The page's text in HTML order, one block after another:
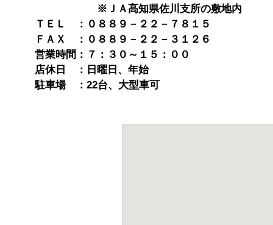
※ＪＡ高知県佐川支所の敷地内
ＴＥＬ ：０８８９－２２－７８１５
ＦＡＸ ：０８８９－２２－３１２６
営業時間：７：３０～１５：００
店休日 ：日曜日、年始
駐車場 ：22台、大型車可